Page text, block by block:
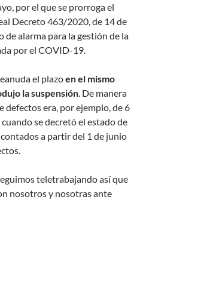
por el que se prorroga el
Decreto 463/2020, de 14 de
de alarma para la gestión de la
por el COVID-19.
el plazoen el mismo
la suspensión . De manera
defectos era, por ejemplo, de 6
se decretó el estado de
a partir del 1 de junio
teletrabajando así que
nosotros y nosotras ante